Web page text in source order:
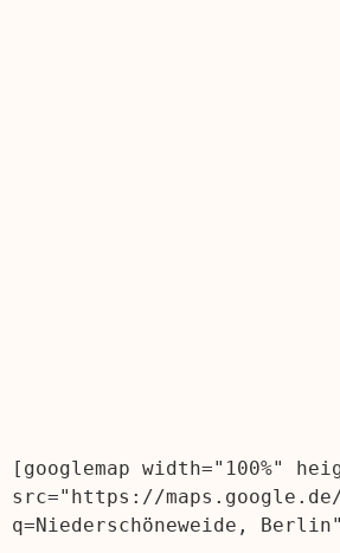
[googlemap width="100%"
src="https://maps.google.de/
q=Niederschöneweide,